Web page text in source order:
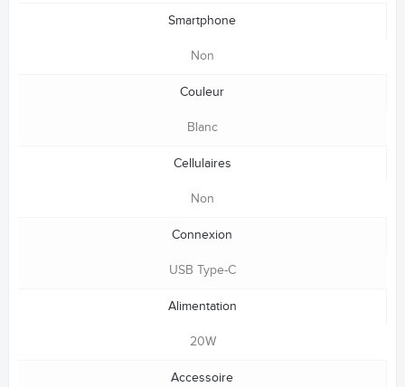
Smartphone
Non
Couleur
Blanc
Cellulaires
Non
Connexion
USB Type-C
Alimentation
20W
Accessoire